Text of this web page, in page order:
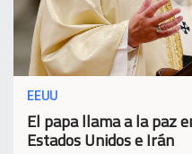
EEUU
El papa llama a la paz
Estados Unidos e Irán